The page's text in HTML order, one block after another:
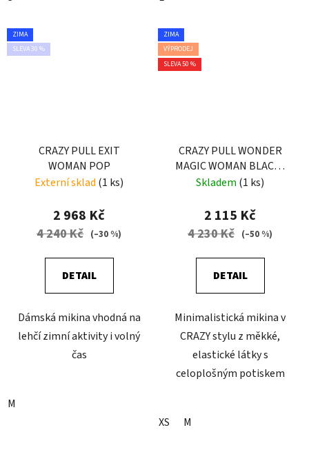
ZIMA
SLEVA 30 %
CRAZY PULL EXIT
WOMAN POP
Externí sklad (1 ks)
2 968 Kč
4 240 Kč (–30 %)
DETAIL
Dámská mikina vhodná na
lehčí zimní aktivity i volný
čas
M
ZIMA
VÝPRODEJ
SLEVA 50 %
CRAZY PULL WONDER
MAGIC WOMAN BLACK-
ZEBRA
Skladem (1 ks)
2 115 Kč
4 230 Kč (–50 %)
DETAIL
Minimalistická mikina v
CRAZY stylu z měkké,
elastické látky s
celoplošným potiskem
XS M